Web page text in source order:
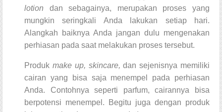
lotion dan sebagainya, merupakan proses yang
mungkin seringkali Anda lakukan setiap hari.
Alangkah baiknya Anda jangan dulu mengenakan
perhiasan pada saat melakukan proses tersebut.
Produk make up, skincare,dan sejenisnya memiliki
cairan yang bisa saja menempel pada perhiasan
Anda. Contohnya seperti parfum, cairannya bisa
berpotensi menempel. Begitu juga dengan produk